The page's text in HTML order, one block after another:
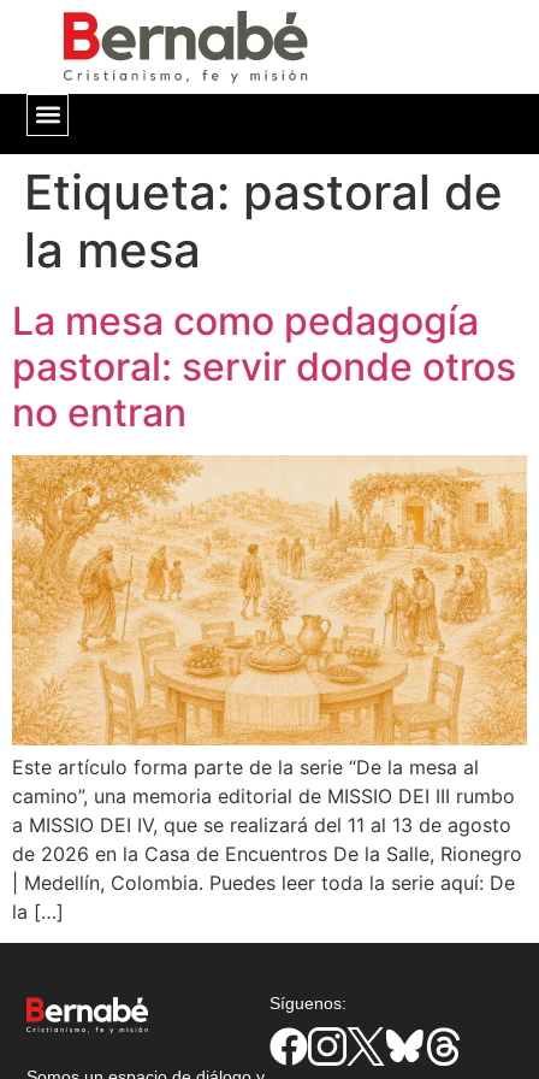
Etiqueta: pastoral de
la mesa
La mesa como pedagogía
pastoral: servir donde otros
no entran
Este artículo forma parte de la serie “De la mesa al
camino”, una memoria editorial de MISSIO DEI III rumbo
a MISSIO DEI IV, que se realizará del 11 al 13 de agosto
de 2026 en la Casa de Encuentros De la Salle, Rionegro
| Medellín, Colombia. Puedes leer toda la serie aquí: De
la […]
Síguenos: